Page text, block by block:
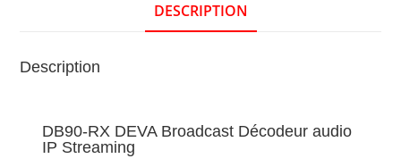
DESCRIPTION
Description
DB90-RX DEVA Broadcast Décodeur audio
IP Streaming